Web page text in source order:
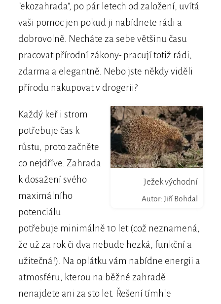
"ekozahrada", po pár letech od založení, uvítá
vaši pomoc jen pokud ji nabídnete rádi a
dobrovolně. Necháte za sebe většinu času
pracovat přírodní zákony- pracují totiž rádi,
zdarma a elegantně. Nebo jste někdy viděli
přírodu nakupovat v drogerii?
Ježek východní
Autor: Jiří Bohdal
Každý keř i strom
potřebuje čas k
růstu, proto začněte
co nejdříve. Zahrada
k dosažení svého
maximálního
potenciálu
potřebuje minimálně 10 let (což neznamená,
že už za rok či dva nebude hezká, funkční a
užitečná!). Na oplátku vám nabídne energii a
atmosféru, kterou na běžné zahradě
nenajdete ani za sto let. Řešení tímhle